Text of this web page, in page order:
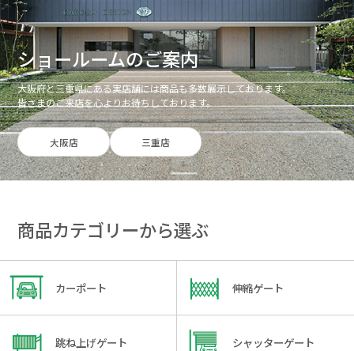
ショールームのご案内
大阪府と三重県にある実店舗には商品も多数展示しております。
皆さまのご来店を心よりお待ちしております。
大阪店 三重店
商品カテゴリーから選ぶ
カーポート 伸縮ゲート
跳ね上げゲート シャッターゲート